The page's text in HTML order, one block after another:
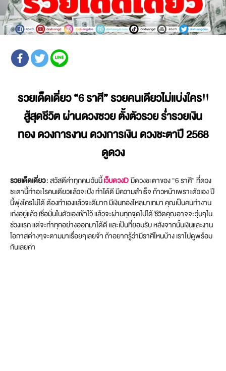
รวยเด็ดเดี่ยว“6 ราศี” รวยคนเดียวไม่แบ่งใคร!!
สู้สุดชีวิต ผ่านดวงซวย ตั้งตัวรวย ร่ำรวยเงิน
ทอง ดวงการงาน ดวงการเงินดวงชะตาปี 2568
ดูดวง
รวยเด็ดเดี่ยว: สวัสดีค่าทุกคน วันนี้เว็บดวงDมีดวงชะตาของ “6 ราศี” ที่ดวง
ชะตานี้ทำอะไรคนเดียวแล้วจะปัง ทำได้ดี มีความสำเร็จ ก้าวหน้าเพราะตัวเอง ปี
นี้พุ่งใครไม่ได้ ต้องทำเองแล้วจะดีมาก มีเงินทองไหลมาเทมา คุณเป็นคนทำงาน
เก่งอยู่แล้ว เชื่อมั่นในตัวเองเข้าไว้ แล้วจะผ่านทุกจุดไปได้ ชีวิตคุณอาจจะวุ่นๆใน
ช่วงแรก แต่จะทำทุกอย่างออกมาได้ดี และเป็นที่ยอมรับ หลังจากนั้นเงินและงาน
โอกาสต่างๆจะตามมาเรื่อยๆเลยจ้า ถ้าอยากรู้ว่ามีราศีไหนบ้าง เราไปดูพร้อม
กันเลยค่า